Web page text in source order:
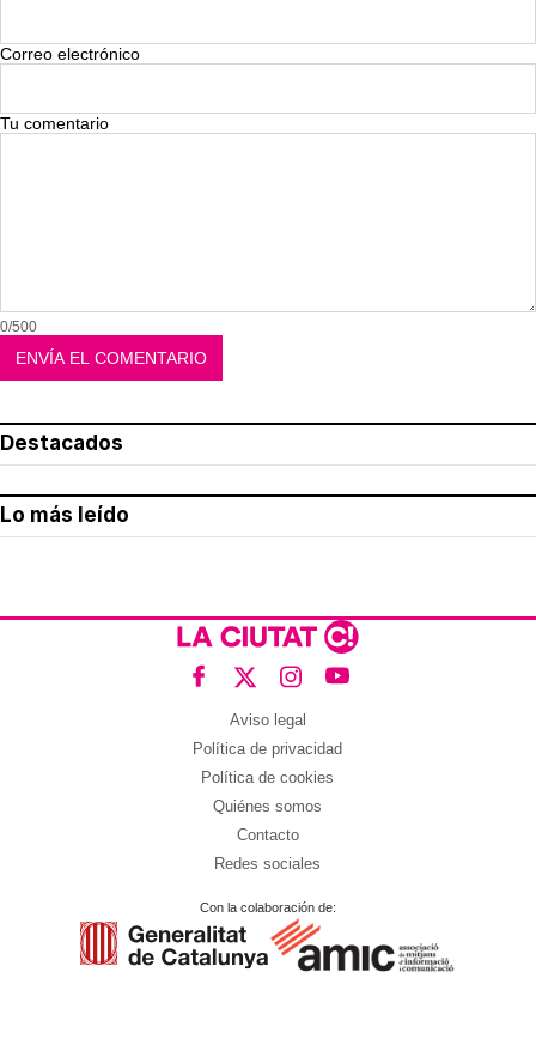
Correo electrónico
Tu comentario
0/500
Destacados
Lo más leído
Aviso legal
Política de privacidad
Política de cookies
Quiénes somos
Contacto
Redes sociales
Con la colaboración de: